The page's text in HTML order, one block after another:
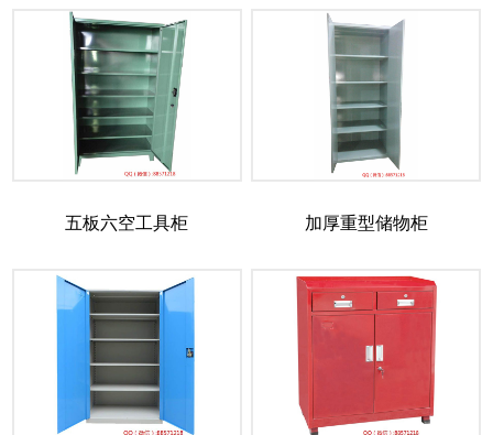
五板六空工具柜 加厚重型储物柜